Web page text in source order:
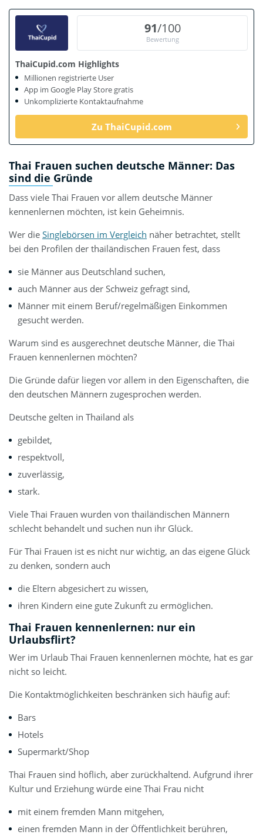
91/100
Bewertung
ThaiCupid.com Highlights
Millionen registrierte User
App im Google Play Store gratis
Unkomplizierte Kontaktaufnahme
Zu ThaiCupid.com
Thai Frauen suchen deutsche Männer: Das
sind die Gründe
Dass viele Thai Frauen vor allem deutsche Männer
kennenlernen möchten, ist kein Geheimnis.
Wer die Singlebörsen im Vergleich näher betrachtet, stellt
bei den Profilen der thailändischen Frauen fest, dass
sie Männer aus Deutschland suchen,
auch Männer aus der Schweiz gefragt sind,
Männer mit einem Beruf/regelmäßigen Einkommen
gesucht werden.
Warum sind es ausgerechnet deutsche Männer, die Thai
Frauen kennenlernen möchten?
Die Gründe dafür liegen vor allem in den Eigenschaften, die
den deutschen Männern zugesprochen werden.
Deutsche gelten in Thailand als
gebildet,
respektvoll,
zuverlässig,
stark.
Viele Thai Frauen wurden von thailändischen Männern
schlecht behandelt und suchen nun ihr Glück.
Für Thai Frauen ist es nicht nur wichtig, an das eigene Glück
zu denken, sondern auch
die Eltern abgesichert zu wissen,
ihren Kindern eine gute Zukunft zu ermöglichen.
Thai Frauen kennenlernen: nur ein
Urlaubsflirt?
Wer im Urlaub Thai Frauen kennenlernen möchte, hat es gar
nicht so leicht.
Die Kontaktmöglichkeiten beschränken sich häufig auf:
Bars
Hotels
Supermarkt/Shop
Thai Frauen sind höflich, aber zurückhaltend. Aufgrund ihrer
Kultur und Erziehung würde eine Thai Frau nicht
mit einem fremden Mann mitgehen,
einen fremden Mann in der Öffentlichkeit berühren,